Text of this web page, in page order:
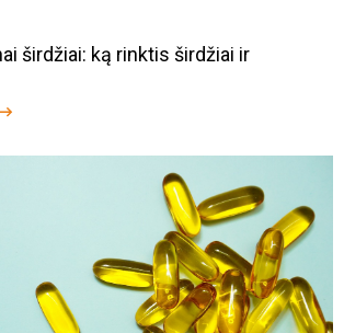
širdžiai: ką rinktis širdžiai ir